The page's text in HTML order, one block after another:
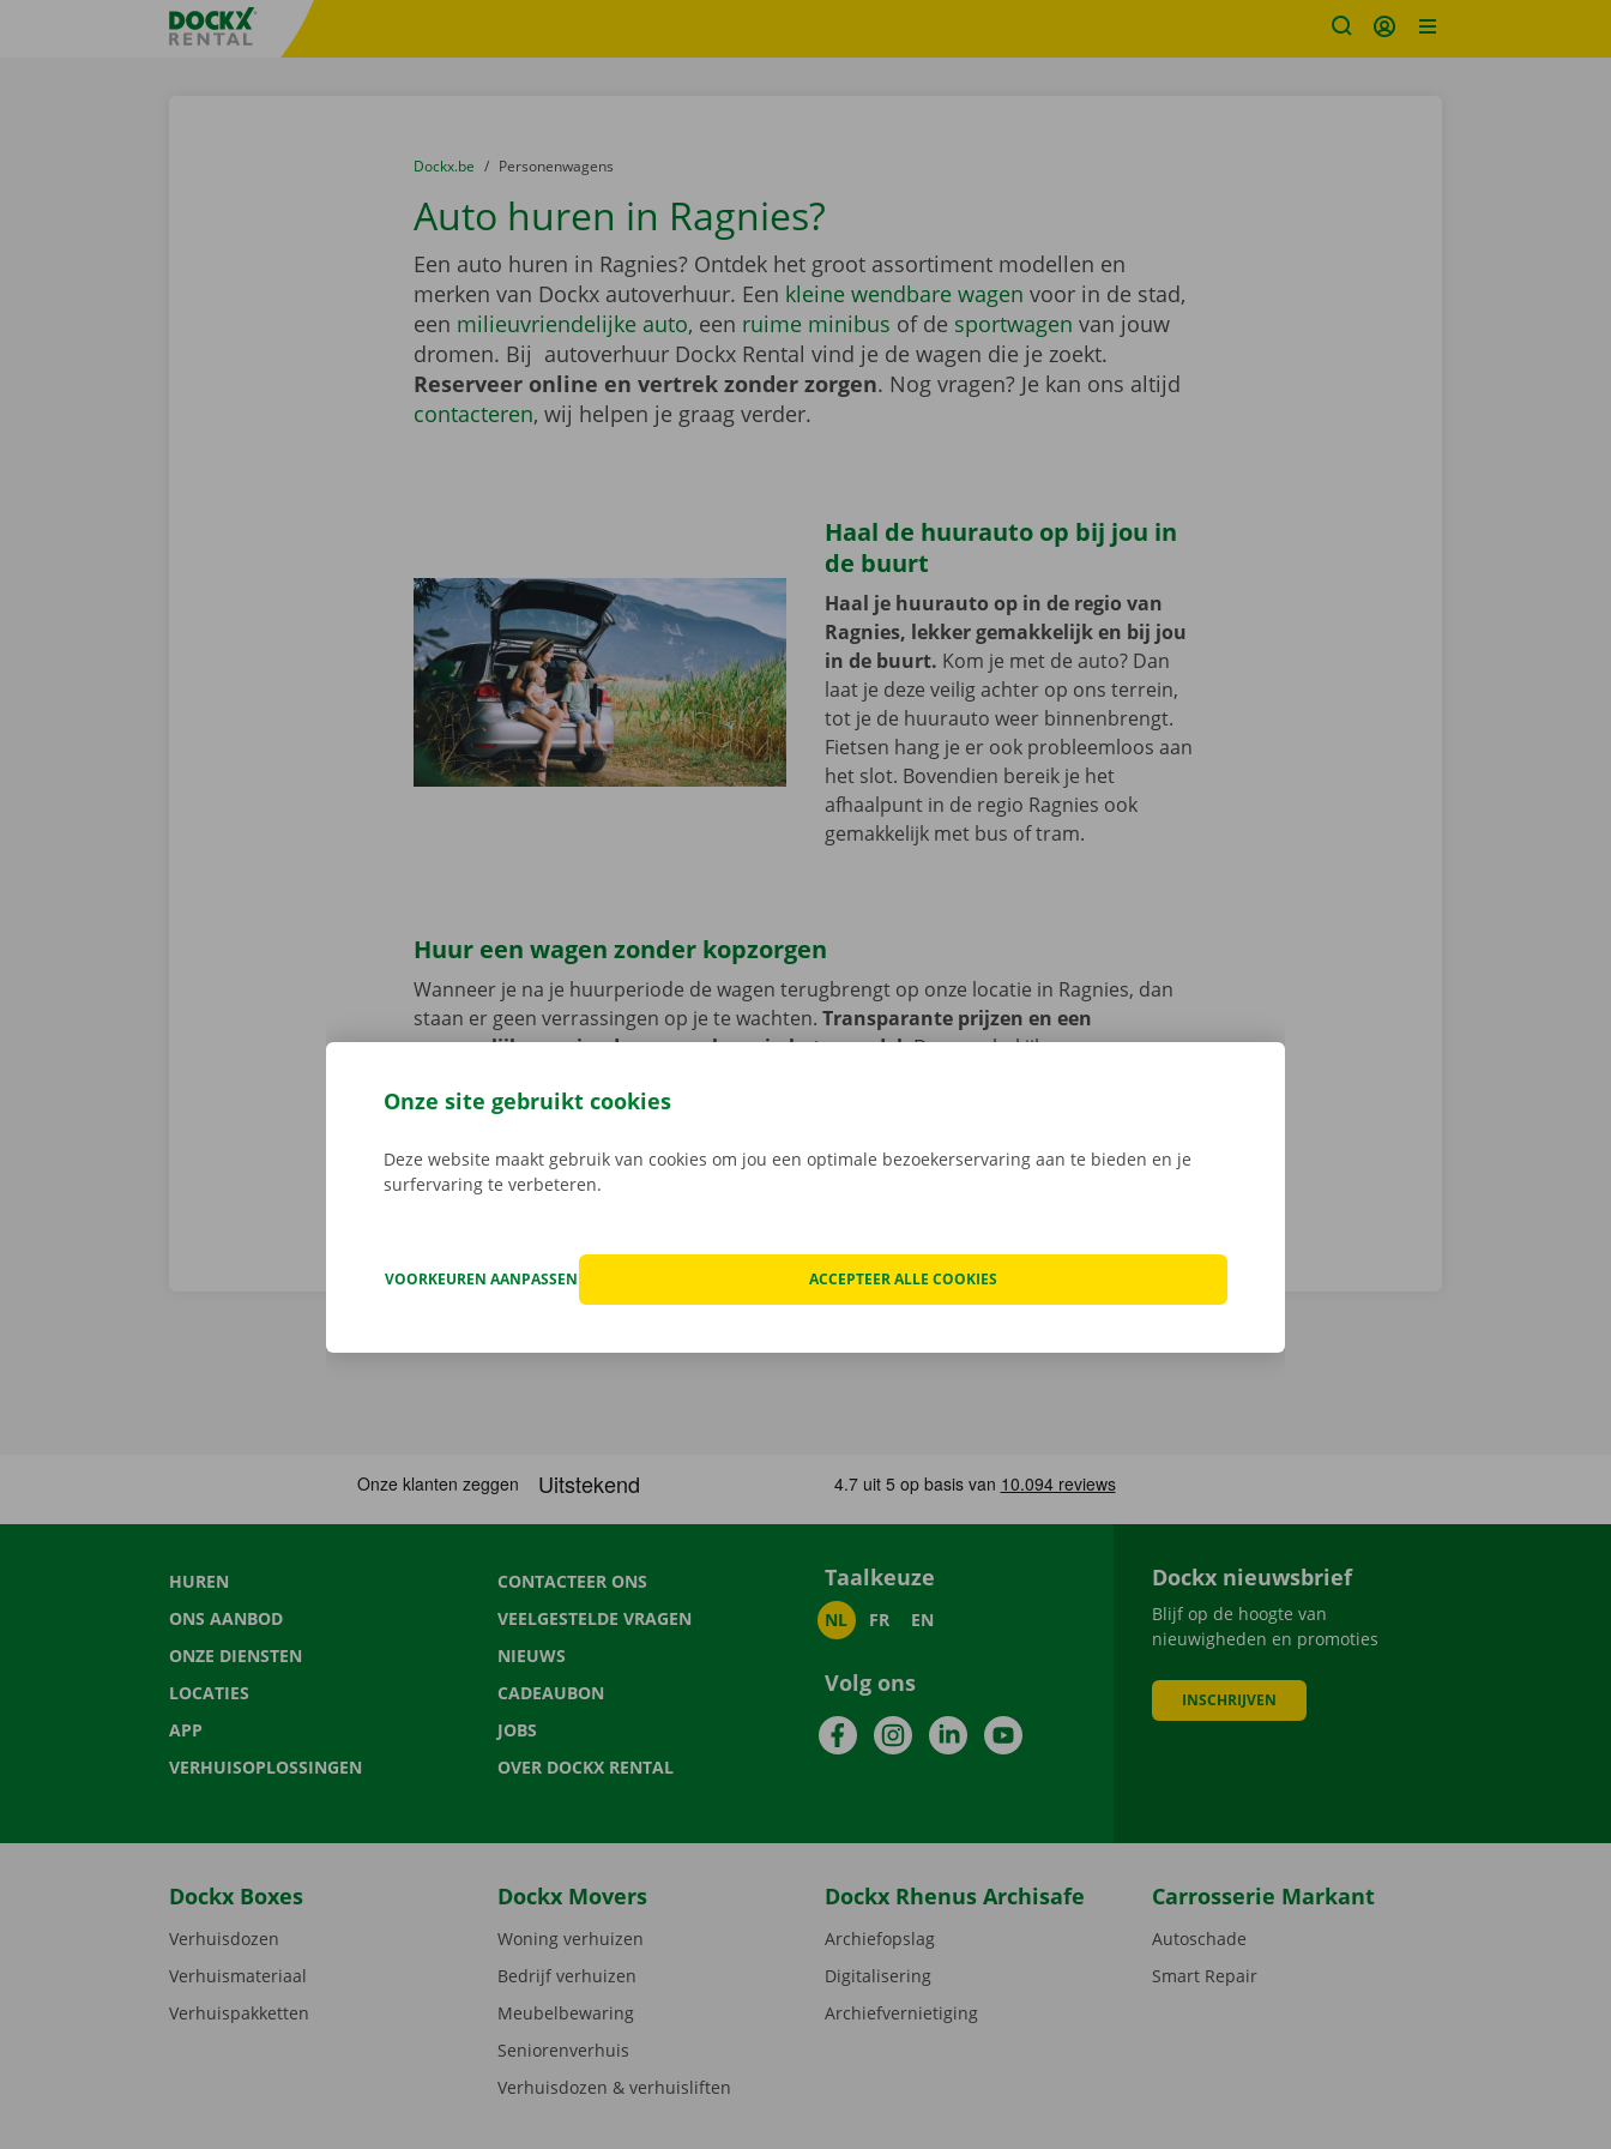
Taalselectie overslaanFratello DEMO
U bevindt zich hier:
van
Dockx.be naar
Personenwagens
Auto huren in Ragnies?
Een auto huren in Ragnies? Ontdek het groot assortiment modellen en
merken van Dockx autoverhuur. Een kleine wendbare wagen voor in de stad,
een milieuvriendelijke auto, een ruime minibus of de sportwagen van jouw
dromen. Bij autoverhuur Dockx Rental vind je de wagen die je zoekt.
Reserveer online en vertrek zonder zorgen. Nog vragen? Je kan ons altijd
contacteren, wij helpen je graag verder.
Haal de huurauto op bij jou in
de buurt
Haal je huurauto op in de regio van
Ragnies, lekker gemakkelijk en bij jou
in de buurt. Kom je met de auto? Dan
laat je deze veilig achter op ons terrein,
tot je de huurauto weer binnenbrengt.
Fietsen hang je er ook probleemloos aan
het slot. Bovendien bereik je het
afhaalpunt in de regio Ragnies ook
gemakkelijk met bus of tram.
Huur een wagen zonder kopzorgen
Wanneer je na je huurperiode de wagen terugbrengt op onze locatie in Ragnies, dan
staan er geen verrassingen op je te wachten. Transparante prijzen en een
persoonlijke service dragen we hoog in het vaandel.Daarom bekijken we op
van pechverhelping binnen heel Europa. Zo geraak je altijd veilig thuis.
HUREN
ONS AANBOD
ONZE DIENSTEN
LOCATIES
APP
VERHUISOPLOSSINGEN
CONTACTEER ONS
VEELGESTELDE VRAGEN
NIEUWS
CADEAUBON
JOBS
OVER DOCKX RENTAL
Taalkeuze
NL FR EN
Volg ons
FacebookInstagramLinkedInYouTube
Dockx nieuwsbrief
Blijf op de hoogte van
nieuwigheden en promoties
INSCHRIJVEN
Dockx Boxes
Verhuisdozen
Verhuismateriaal
Verhuispakketten
Dockx Movers
Woning verhuizen
Bedrijf verhuizen
Meubelbewaring
Seniorenverhuis
Verhuisdozen & verhuisliften
Dockx Rhenus Archisafe
Archiefopslag
Digitalisering
Archiefvernietiging
Carrosserie Markant
Autoschade
Smart Repair
Onze site gebruikt cookies
Deze website maakt gebruik van cookies om jou een optimale bezoekerservaring aan te bieden en je
surfervaring te verbeteren.
VOORKEUREN AANPASSEN ACCEPTEER ALLE COOKIES